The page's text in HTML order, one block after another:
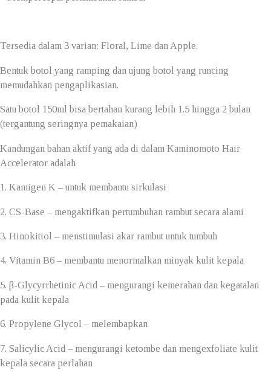
Tersedia dalam 3 varian: Floral, Lime dan Apple.
Bentuk botol yang ramping dan ujung botol yang runcing
memudahkan pengaplikasian.
Satu botol 150ml bisa bertahan kurang lebih 1.5 hingga 2 bulan
(tergantung seringnya pemakaian)
Kandungan bahan aktif yang ada di dalam Kaminomoto Hair
Accelerator adalah
1. Kamigen K – untuk membantu sirkulasi
2. CS-Base – mengaktifkan pertumbuhan rambut secara alami
3. Hinokitiol – menstimulasi akar rambut untuk tumbuh
4. Vitamin B6 – membantu menormalkan minyak kulit kepala
5. β-Glycyrrhetinic Acid – mengurangi kemerahan dan kegatalan
pada kulit kepala
6. Propylene Glycol – melembapkan
7. Salicylic Acid – mengurangi ketombe dan mengexfoliate kulit
kepala secara perlahan